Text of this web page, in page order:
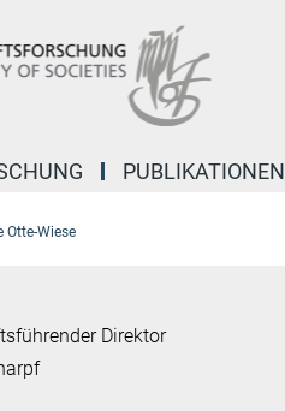
PUBLIKATIONEN
Otte-Wiese
Direktor